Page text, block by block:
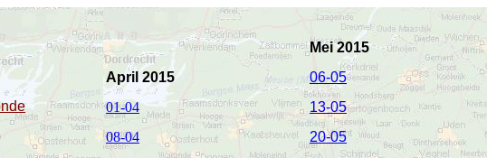
April 2015
01-04
08-04
Mei 2015
06-05
13-05
20-05